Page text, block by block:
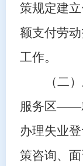
策规定建
额支付劳
工作。
（二
服务区——
办理失业
策咨询、